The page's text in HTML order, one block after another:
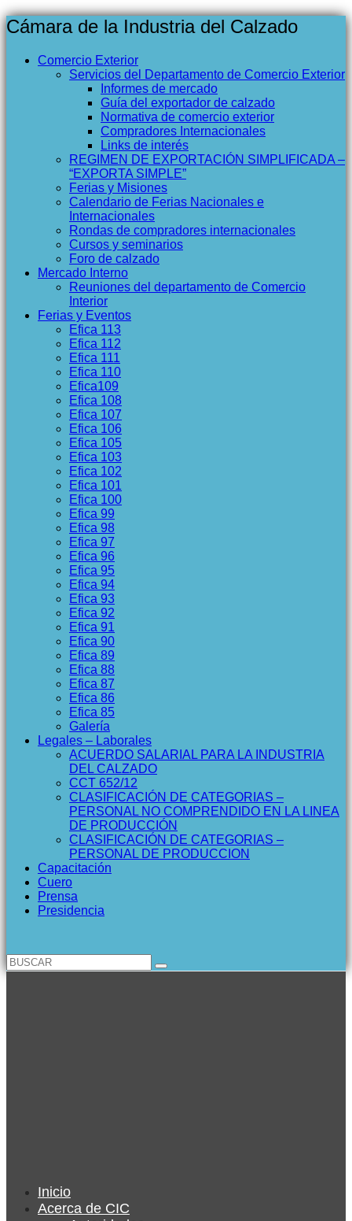
Cámara de la Industria del Calzado
Comercio Exterior
Servicios del Departamento de Comercio Exterior
Informes de mercado
Guía del exportador de calzado
Normativa de comercio exterior
Compradores Internacionales
Links de interés
REGIMEN DE EXPORTACIÓN SIMPLIFICADA –
“EXPORTA SIMPLE”
Ferias y Misiones
Calendario de Ferias Nacionales e
Internacionales
Rondas de compradores internacionales
Cursos y seminarios
Foro de calzado
Mercado Interno
Reuniones del departamento de Comercio
Interior
Ferias y Eventos
Efica 113
Efica 112
Efica 111
Efica 110
Efica109
Efica 108
Efica 107
Efica 106
Efica 105
Efica 103
Efica 102
Efica 101
Efica 100
Efica 99
Efica 98
Efica 97
Efica 96
Efica 95
Efica 94
Efica 93
Efica 92
Efica 91
Efica 90
Efica 89
Efica 88
Efica 87
Efica 86
Efica 85
Galería
Legales – Laborales
ACUERDO SALARIAL PARA LA INDUSTRIA
DEL CALZADO
CCT 652/12
CLASIFICACIÓN DE CATEGORIAS –
PERSONAL NO COMPRENDIDO EN LA LINEA
DE PRODUCCIÓN
CLASIFICACIÓN DE CATEGORIAS –
PERSONAL DE PRODUCCION
Capacitación
Cuero
Prensa
Presidencia
Inicio
Acerca de CIC